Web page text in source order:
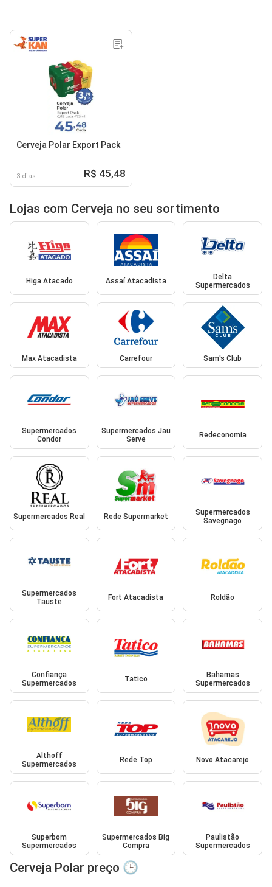
Cerveja Polar Export Pack
3 dias R$ 45,48
Lojas com Cerveja no seu sortimento
Higa Atacado Assaí Atacadista
Delta
Supermercados
Max Atacadista Carrefour Sam's Club
Supermercados
Condor
Supermercados Jau
Serve
Redeconomia
Supermercados Real Rede Supermarket
Supermercados
Savegnago
Supermercados
Tauste
Fort Atacadista Roldão
Confiança
Supermercados
Tatico
Bahamas
Supermercados
Althoff
Supermercados
Rede Top Novo Atacarejo
Superbom
Supermercados
Supermercados Big
Compra
Paulistão
Supermercados
Cerveja Polar preço 🕒